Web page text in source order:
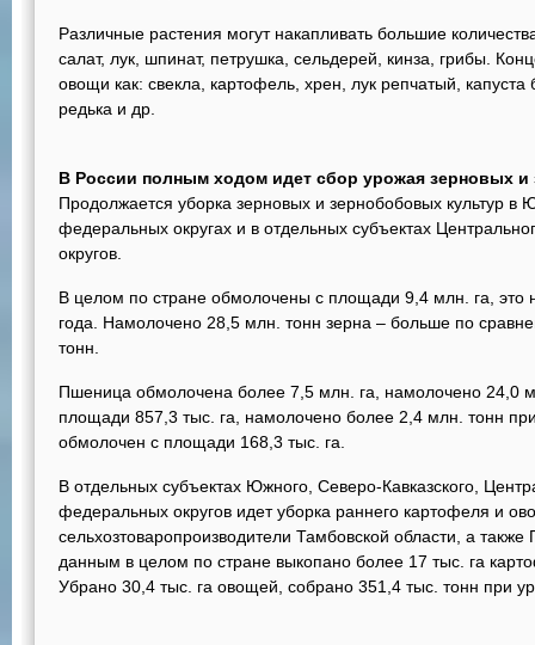
Различные растения могут накапливать большие
салат, лук, шпинат, петрушка, сельдерей, кинза, грибы.
овощи как: свекла, картофель, хрен, лук репчатый,
редька и др.
В России полным ходом идет сбор урожая зерновых и
Продолжается уборка зерновых и зернобобовых культур в
федеральных округах и в отдельных субъектах
округов.
В целом по стране обмолочены с площади 9,4 млн. га, это
года. Намолочено 28,5 млн. тонн зерна – больше по
тонн.
Пшеница обмолочена более 7,5 млн. га, намолочено 24,0
площади 857,3 тыс. га, намолочено более 2,4 млн. тонн
обмолочен с площади 168,3 тыс. га.
В отдельных субъектах Южного, Северо-Кавказского,
федеральных округов идет уборка раннего картофеля и
сельхозтоваропроизводители Тамбовской области, а
данным в целом по стране выкопано более 17 тыс. га
Убрано 30,4 тыс. га овощей, собрано 351,4 тыс. тонн при